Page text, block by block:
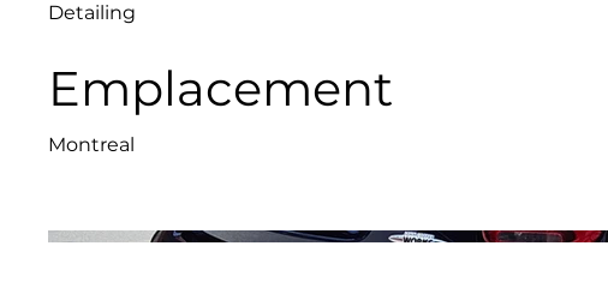
Detailing
Emplacement
Montreal